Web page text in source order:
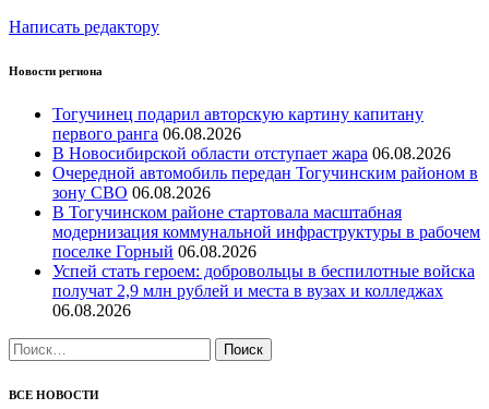
Написать редактору
Новости региона
Тогучинец подарил авторскую картину капитану
первого ранга 06.08.2026
В Новосибирской области отступает жара 06.08.2026
Очередной автомобиль передан Тогучинским районом в
зону СВО 06.08.2026
В Тогучинском районе стартовала масштабная
модернизация коммунальной инфраструктуры в рабочем
поселке Горный 06.08.2026
Успей стать героем: добровольцы в беспилотные войска
получат 2,9 млн рублей и места в вузах и колледжах
06.08.2026
Найти:
ВСЕ НОВОСТИ